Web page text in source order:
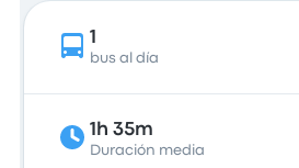
1
bus al día
1h 35m
Duración media